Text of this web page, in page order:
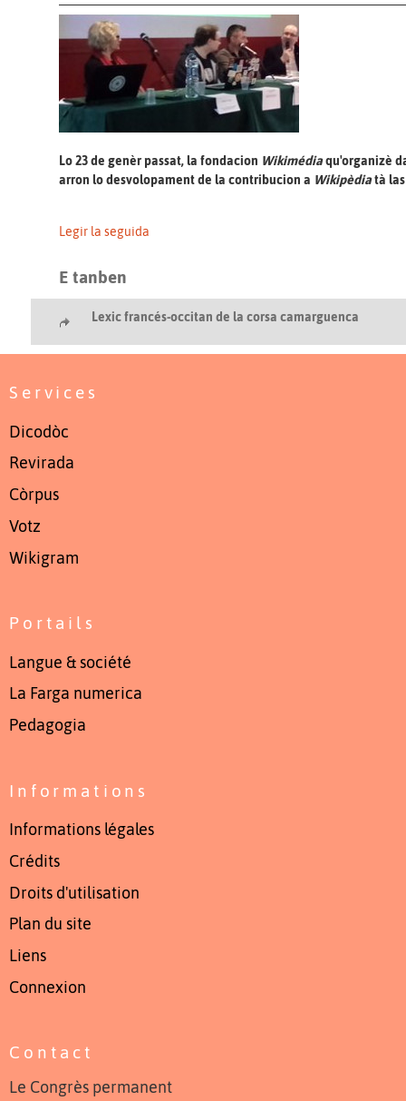
Lo 23 de genèr passat, la fondacion Wikimédiaqu'organizè
arron lo desvolopament de la contribucion a Wikipèdiatà las
Legir la seguida
E tanben
Lexic francés-occitan de la corsa camarguenca
Services
Dicodòc
Revirada
Còrpus
Votz
Wikigram
Portails
Langue & société
La Farga numerica
Pedagogia
Informations
Informations légales
Crédits
Droits d'utilisation
Plan du site
Liens
Connexion
Contact
Le Congrès permanent